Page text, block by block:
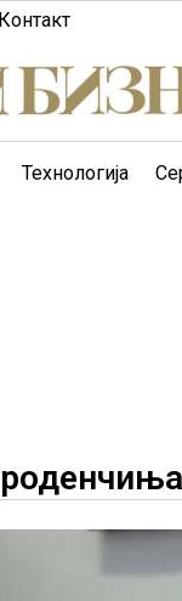
Контакт
Технологија